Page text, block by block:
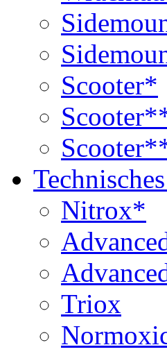
Scooter*
Nitrox*
Triox